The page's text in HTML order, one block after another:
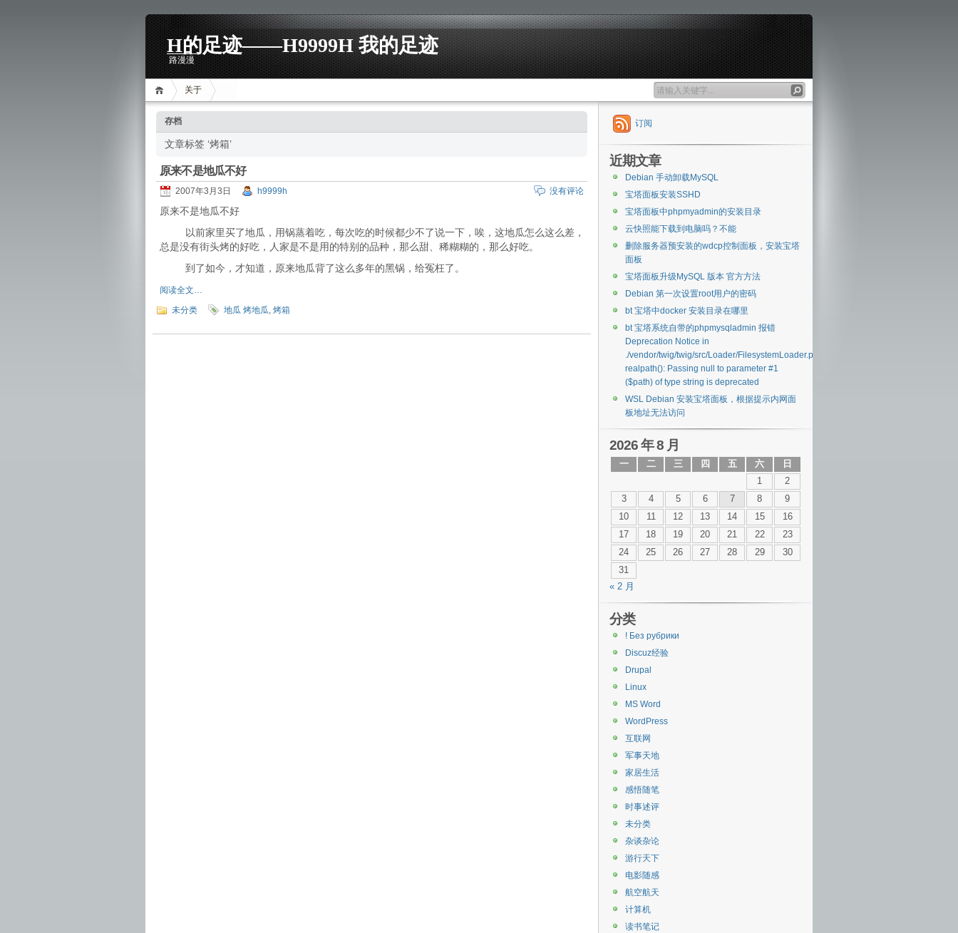
H的足迹——H9999H 我的足迹
路漫漫
关于
存档
文章标签 ‘烤箱’
原来不是地瓜不好
2007年3月3日 h9999h 没有评论
原来不是地瓜不好
以前家里买了地瓜，用锅蒸着吃，每次吃的时候都少不了说一下，唉，这地瓜怎么这么差，
总是没有街头烤的好吃，人家是不是用的特别的品种，那么甜、稀糊糊的，那么好吃。
到了如今，才知道，原来地瓜背了这么多年的黑锅，给冤枉了。
阅读全文…
未分类
地瓜 烤地瓜, 烤箱
订阅
近期文章
Debian 手动卸载MySQL
宝塔面板安装SSHD
宝塔面板中phpmyadmin的安装目录
云快照能下载到电脑吗？不能
删除服务器预安装的wdcp控制面板，安装宝塔
面板
宝塔面板升级MySQL 版本 官方方法
Debian 第一次设置root用户的密码
bt 宝塔中docker 安装目录在哪里
bt 宝塔系统自带的phpmysqladmin 报错
Deprecation Notice in
./vendor/twig/twig/src/Loader/FilesystemLoader.php#40
realpath(): Passing null to parameter #1
($path) of type string is deprecated
WSL Debian 安装宝塔面板，根据提示内网面
板地址无法访问
2026 年 8 月
一 二 三 四 五 六
日
1
2
3
4 5 6 7 8
9
10
11 12 13 14 15
16
17
18 19 20 21 22
23
24
25 26 27 28 29
30
31
« 2 月
分类
! Без рубрики
Discuz经验
Drupal
Linux
MS Word
WordPress
互联网
军事天地
家居生活
感悟随笔
时事述评
未分类
杂谈杂论
游行天下
电影随感
航空航天
计算机
读书笔记